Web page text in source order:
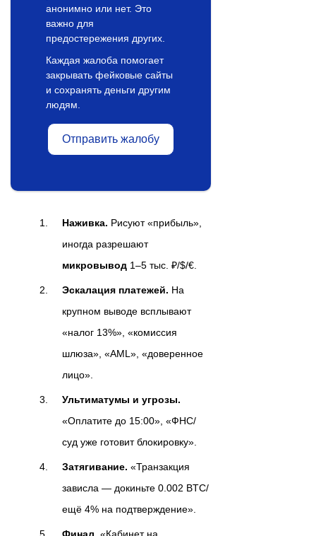
анонимно или нет. Это
важно для
предостережения других.
Каждая жалоба помогает
закрывать фейковые сайты
и сохранять деньги другим
людям.
Отправить жалобу
Наживка. Рисуют «прибыль»,
иногда разрешают
микровывод 1–5 тыс. ₽/$/€.
Эскалация платежей. На
крупном выводе всплывают
«налог 13%», «комиссия
шлюза», «AML», «доверенное
лицо».
Ультиматумы и угрозы.
«Оплатите до 15:00», «ФНС/
суд уже готовит блокировку».
Затягивание. «Транзакция
зависла — докиньте 0.002 BTC/
ещё 4% на подтверждение».